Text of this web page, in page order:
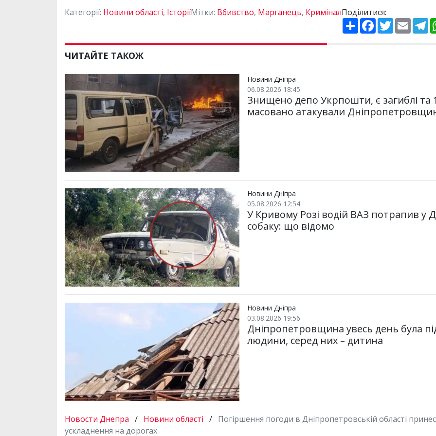
Категорії: Новини області, ІсторіїМітки: Вбивство, Марганець, КриміналПоділитися:
П
о
ш
F
a
c
T
w
E
m
a
T
e
ЧИТАЙТЕ ТАКОЖ
Новини Дніпра
06.08.2026 18:45
Знищено депо Укрпошти, є загиблі та
масовано атакували
Новини Дніпра
05.08.2026 12:54
У Кривому Розі водій ВАЗ потрапив у
собаку: що відомо
Новини Дніпра
03.08.2026 19:56
Дніпропетровщина увесь день була
людини, серед них – дитина
Новости Днепра / Новини області / Погіршення погоди в Дніпропетровській області
ускладнення на дорогах